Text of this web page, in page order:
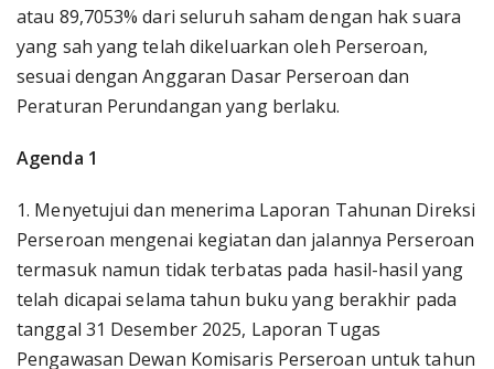
atau 89,7053% dari seluruh saham dengan hak suara
yang sah yang telah dikeluarkan oleh Perseroan,
sesuai dengan Anggaran Dasar Perseroan dan
Peraturan Perundangan yang berlaku.
Agenda 1
1. Menyetujui dan menerima Laporan Tahunan Direksi
Perseroan mengenai kegiatan dan jalannya Perseroan
termasuk namun tidak terbatas pada hasil-hasil yang
telah dicapai selama tahun buku yang berakhir pada
tanggal 31 Desember 2025, Laporan Tugas
Pengawasan Dewan Komisaris Perseroan untuk tahun